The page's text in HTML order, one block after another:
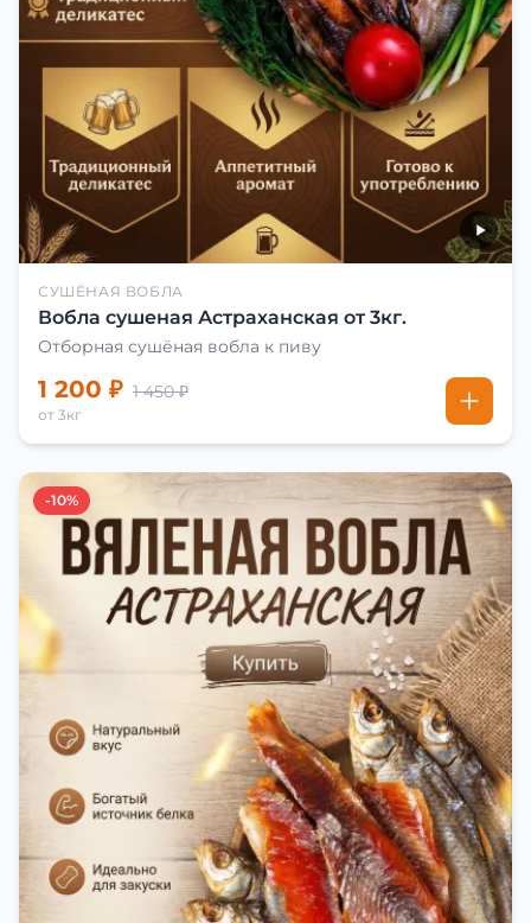
СУШЁНАЯ ВОБЛА
Вобла сушеная Астраханская от 3кг.
Отборная сушёная вобла к пиву
1 200 ₽ 1 450 ₽
от 3кг
-10%